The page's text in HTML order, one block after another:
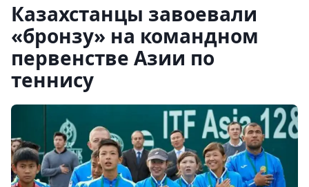
Казахстанцы завоевали
«бронзу» на командном
первенстве Азии по
теннису